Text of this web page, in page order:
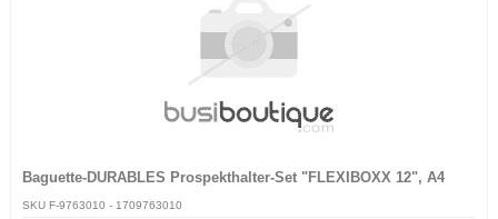
Baguette-DURABLES Prospekthalter-Set "FLEXIBOXX 12", A4
SKU F-9763010 - 1709763010